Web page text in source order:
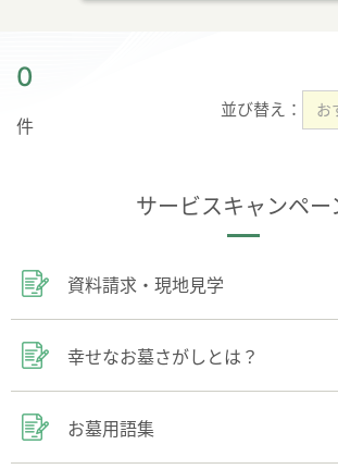
0
件
並び替え：
サービスキャンペー
資料請求・現地見学
幸せなお墓さがしとは？
お墓用語集